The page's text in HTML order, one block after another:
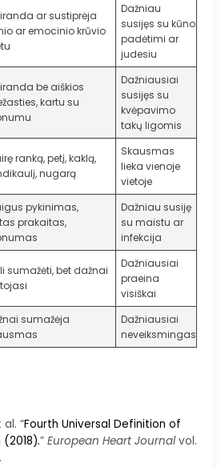
ar sustiprėja
ar emocinio krūvio
Dažniau
susijęs su kūno
padėtimi ar
judesiu
be aiškios
kartu su
Dažniausiai
susijęs su
kvėpavimo
takų ligomis
ranką, petį, kaklą,
nugarą
Skausmas
lieka vienoje
vietoje
pykinimas,
prakaitas,
Dažniau susiję
su maistu ar
infekcija
sumažėti, bet dažnai
Dažniausiai
praeina
visiškai
sumažėja
Dažniausiai
neveiksmingas
“Fourth Universal Definition of
” European Heart Journalvol.